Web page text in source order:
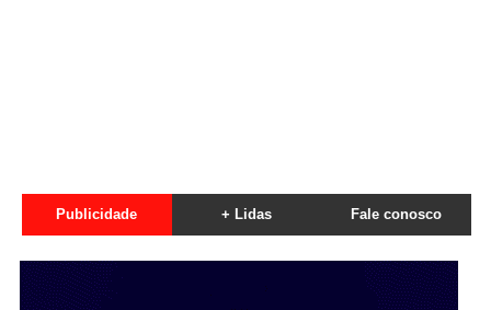
Publicidade + Lidas Fale conosco